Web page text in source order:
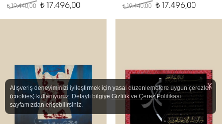
t19.440,00 t 17.496,00 t19.440,00 t17.496,00
Alışveriş deneyiminizi iyileştirmek için yasal düzenlemelere uygun çerezler
(cookies) kullanıyoruz. Detaylı bilgiye Gizlilik ve Çerez Politikası
sayfamızdan erişebilirsiniz.
X